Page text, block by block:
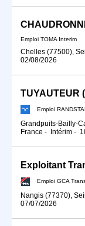
Emploi TOMA Interim
Chelles (77500),
02/08/2026
TUYAUTEUR
Emploi
Grandpuits-Bailly-
France - Intérim -
Emploi GCA
Nangis (77370),
07/07/2026